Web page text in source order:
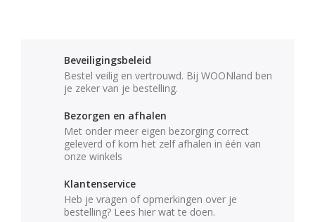
Beveiligingsbeleid
Bestel veilig en vertrouwd. Bij WOONland ben
je zeker van je bestelling.
Bezorgen en afhalen
Met onder meer eigen bezorging correct
geleverd of kom het zelf afhalen in één van
onze winkels
Klantenservice
Heb je vragen of opmerkingen over je
bestelling? Lees hier wat te doen.